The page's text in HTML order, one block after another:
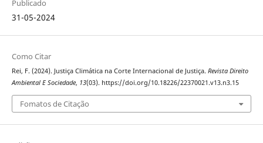
Publicado
31-05-2024
Como Citar
Rei, F. (2024). Justiça Climática na Corte Internacional de Justiça. Revista Direito
Ambiental E Sociedade, 13(03). https://doi.org/10.18226/22370021.v13.n3.15
Fomatos de Citação